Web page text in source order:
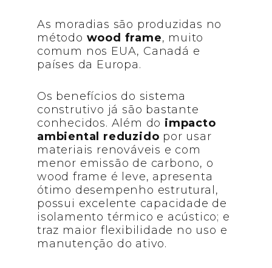
As moradias são produzidas no
método wood frame, muito
comum nos EUA, Canadá e
países da Europa.
Os benefícios do sistema
construtivo já são bastante
conhecidos. Além do impacto
ambiental reduzido por usar
materiais renováveis e com
menor emissão de carbono, o
wood frame é leve, apresenta
ótimo desempenho estrutural,
possui excelente capacidade de
isolamento térmico e acústico; e
traz maior flexibilidade no uso e
manutenção do ativo.